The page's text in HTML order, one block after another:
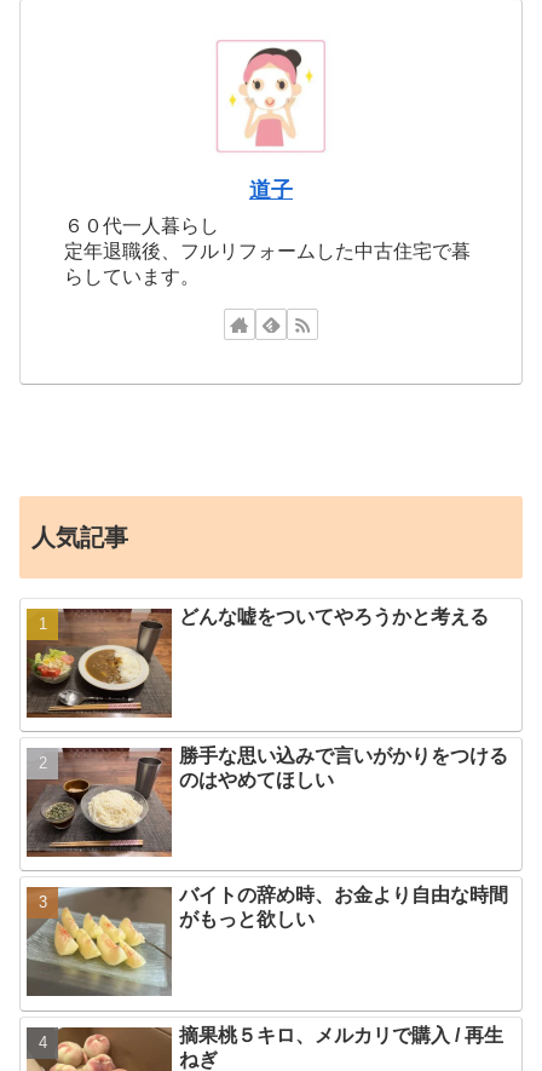
道子
６０代一人暮らし
定年退職後、フルリフォームした中古住宅で暮
らしています。
人気記事
どんな嘘をついてやろうかと考える
勝手な思い込みで言いがかりをつける
のはやめてほしい
バイトの辞め時、お金より自由な時間
がもっと欲しい
摘果桃５キロ、メルカリで購入 / 再生
ねぎ